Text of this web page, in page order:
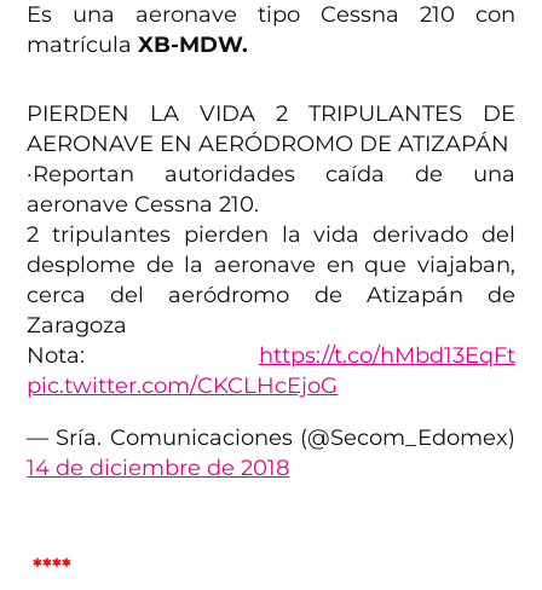
Es una aeronave tipo Cessna 210 con
matrículaXB-MDW.
PIERDEN LA VIDA 2 TRIPULANTES DE
AERONAVE EN AERÓDROMO DE ATIZAPÁN
·Reportan autoridades caída de una
aeronave Cessna 210.
2 tripulantes pierden la vida derivado del
desplome de la aeronave en que viajaban,
cerca del aeródromo de Atizapán de
Zaragoza
Nota: https://t.co/hMbd13EqFt
pic.twitter.com/CKCLHcEjoG
— Sría. Comunicaciones (@Secom_Edomex)
14 de diciembre de 2018
****